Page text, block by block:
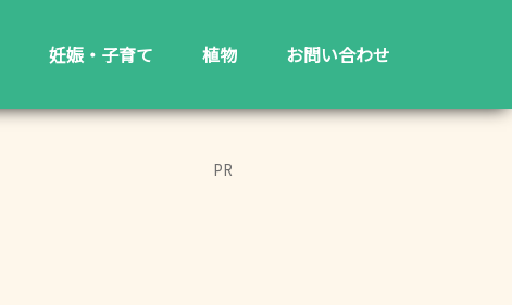
妊娠・子育て 植物 お問い合わせ
PR